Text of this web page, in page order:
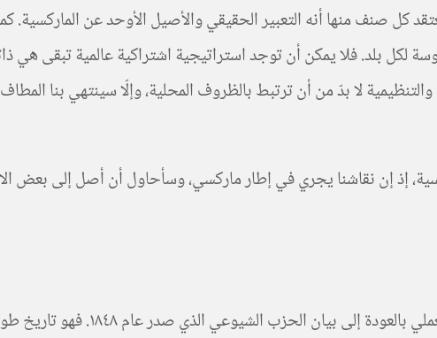
كل صنف منها أنه التعبير الحقيقي والأصيل الأوحد عن الماركسية.
لكل بلد. فلا يمكن أن توجد استراتيجية اشتراكية عالمية تبقى هي
لا بدّ من أن ترتبط بالظروف المحلية، وإلّا سينتهي بنا
إذ إن نقاشنا يجري في إطار ماركسي، وسأحاول أن أصل إلى
يمكن أن نؤرخ ولادة الماركسية كتوجّه